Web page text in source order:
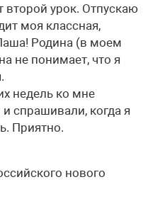
второй урок. Отпускаю
моя классная,
Родина (в моем
не понимает, что я
недель ко мне
спрашивали, когда я
Приятно.
нового